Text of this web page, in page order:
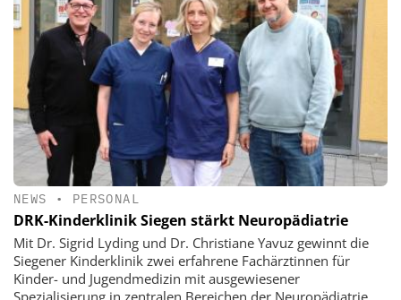
NEWS • PERSONAL
DRK-Kinderklinik Siegen stärkt Neuropädiatrie
Mit Dr. Sigrid Lyding und Dr. Christiane Yavuz gewinnt die
Siegener Kinderklinik zwei erfahrene Fachärztinnen für
Kinder- und Jugendmedizin mit ausgewiesener